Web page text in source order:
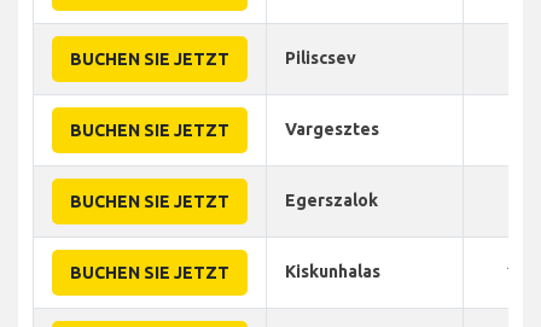
BUCHEN SIE JETZT Piliscsev
BUCHEN SIE JETZT Vargesztes
BUCHEN SIE JETZT Egerszalok
BUCHEN SIE JETZT Kiskunhalas 100